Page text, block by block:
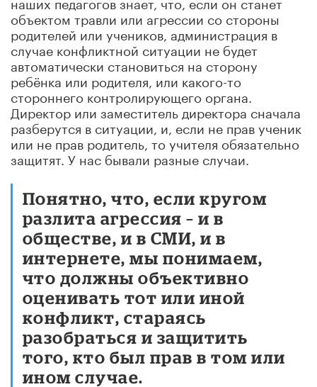
объектом травли или агрессии со стороны
родителей или учеников, администрация в
случае конфликтной ситуации не будет
автоматически становиться на сторону
ребёнка или родителя, или какого-то
стороннего контролирующего органа.
Директор или заместитель директора сначала
разберутся в ситуации, и, если не прав ученик
или не прав родитель, то учителя обязательно
защитят. У нас бывали разные случаи.
Понятно, что, если кругом
разлита агрессия – и в
обществе, и в СМИ, и в
интернете, мы понимаем,
что должны объективно
оценивать тот или иной
конфликт, стараясь
разобраться и защитить
того, кто был прав в том или
ином случае.